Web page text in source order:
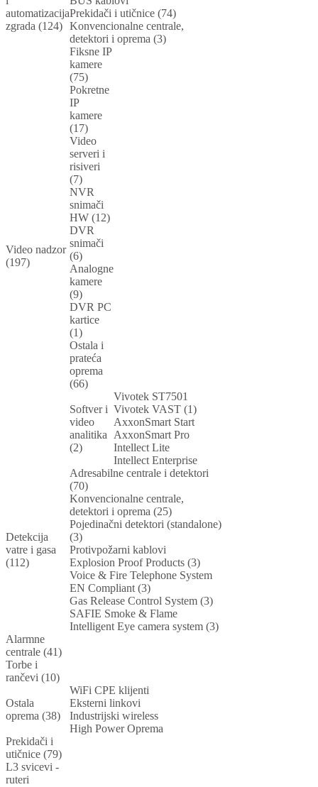
automatizacija
zgrada (124)
Prekidači i utičnice (74)
Konvencionalne centrale,
detektori i oprema (3)
Video nadzor
(197)
Fiksne IP
kamere
(75)
Pokretne
IP
kamere
(17)
Video
serveri i
risiveri
(7)
NVR
snimači
HW (12)
DVR
snimači
(6)
Analogne
kamere
(9)
DVR PC
kartice
(1)
Ostala i
prateća
oprema
(66)
Softver i
video
analitika
(2)
Vivotek ST7501
Vivotek VAST (1)
AxxonSmart Start
AxxonSmart Pro
Intellect Lite
Intellect Enterprise
Detekcija
vatre i gasa
(112)
Adresabilne centrale i detektori
(70)
Konvencionalne centrale,
detektori i oprema (25)
Pojedinačni detektori (standalone)
(3)
Protivpožarni kablovi
Explosion Proof Products (3)
Voice & Fire Telephone System
EN Compliant (3)
Gas Release Control System (3)
SAFIE Smoke & Flame
Intelligent Eye camera system (3)
Alarmne
centrale (41)
Torbe i
rančevi (10)
Ostala
oprema (38)
WiFi CPE klijenti
Eksterni linkovi
Industrijski wireless
High Power Oprema
Prekidači i
utičnice (79)
L3 svicevi -
ruteri